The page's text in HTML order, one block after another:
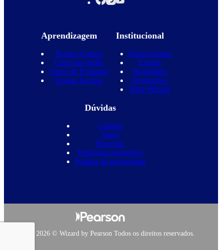
Aprendizagem
Nossos Cursos
Curso de Inglês
Curso de Espanhol
Nossas Escolas
Institucional
Quem Somos
Equipe
Novidades
Promoções
Blog Wizard
Dúvidas
Contato
Vagas
Parcerias
Perguntas frequentes
Política de privacidade
Copyright 2026 © Wizard by Pearson Todos os direitos reservados.